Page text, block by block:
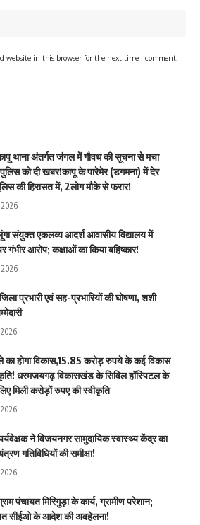
website in this browser for the next time I comment.
थाना अंतर्गत जंगल में गौवध की सूचना से मचा
को दी खबर!कापू के पारेमेर (डगमना) में देर
की हिरासत में, 2लोग मौके से फरार!
संयुक्त एकलव्य आदर्श आवासीय विद्यालय में
गंभीर आरोप; कक्षाओं का किया बहिष्कार!
प्रभारी एवं सह-प्रभारियों की घोषणा, शशी
का होगा विकास,15.85 करोड़ रुपये के कई विकास
धरमजयगढ़ विकासखंड के सिविल हॉस्पिटल के
मिली करोड़ों रुपए की स्वीकृति
ने विजयनगर सामुदायिक स्वास्थ्य केंद्र का
गतिविधियों की समीक्षा!
पंचायत मिरिगुड़ा के कार्य, ग्रामीण परेशान;
सीईओ के आदेश की अवहेलना!